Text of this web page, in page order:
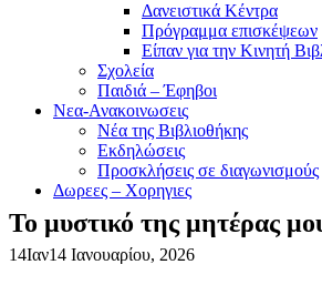
Δανειστικά Κέντρα
Πρόγραμμα επισκέψεων
Είπαν για την Κινητή
Σχολεία
Παιδιά – Έφηβοι
Νεα-Ανακοινωσεις
Νέα της Βιβλιοθήκης
Εκδηλώσεις
Προσκλήσεις σε διαγωνισμούς
Δωρεες – Χορηγιες
Το μυστικό της μητέρας
14Ιαν14 Ιανουαρίου, 2026